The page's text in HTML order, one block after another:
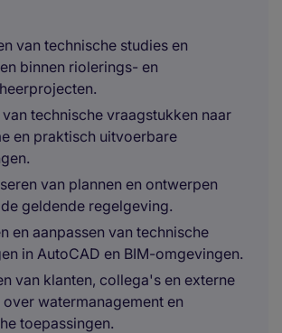
van technische studies en
binnen riolerings- en
technische vraagstukken naar
en praktisch uitvoerbare
van plannen en ontwerpen
geldende regelgeving.
en aanpassen van technische
in AutoCAD en BIM-omgevingen.
van klanten, collega's en externe
watermanagement en
toepassingen.